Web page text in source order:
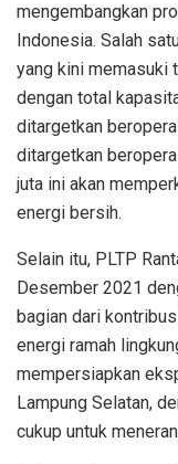
mengembangkan
Indonesia. Salah
yang kini memasuki
dengan total
ditargetkan
ditargetkan
juta ini akan
energi bersih.
Selain itu, PLTP
Desember 2021
bagian dari
energi ramah
mempersiapkan
Lampung Selatan,
cukup untuk